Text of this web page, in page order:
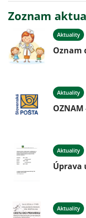
Zoznam
Aktuality
Oznam
Aktuality
Aktuality
Úprava
Aktuality